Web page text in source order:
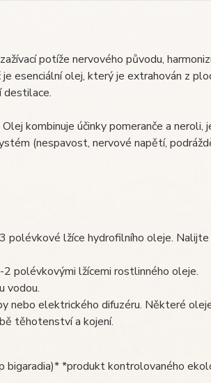
potíže nervového původu,
esenciální olej, který je extrahován z
destilace.
kombinuje účinky pomeranče a neroli,
(nespavost, nervové napětí,
polévkové lžíce hydrofilního oleje.
polévkovými lžícemi rostlinného oleje.
vodou.
nebo elektrického difuzéru. Některé
těhotenství a kojení.
*produkt kontrolovaného